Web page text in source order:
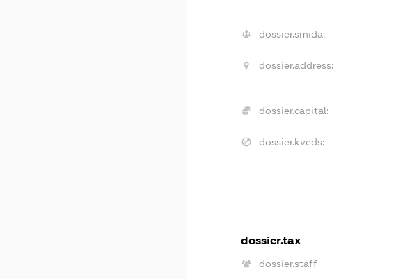
dossier.smida:
dossier.address:
dossier.capital:
dossier.kveds:
dossier.tax
dossier.staff